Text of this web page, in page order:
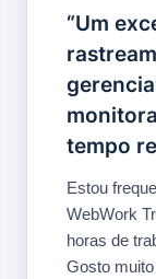
“Um
tempo
Estou
WebWork
horas de
Gosto